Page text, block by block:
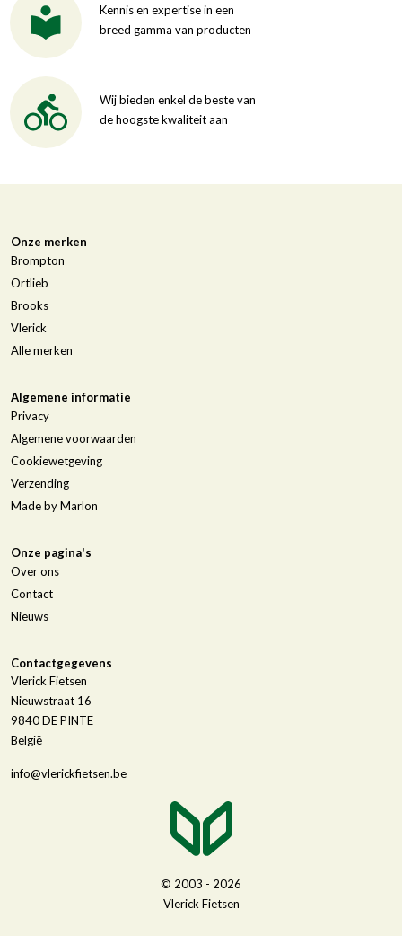
Kennis en expertise in een
breed gamma van producten
Wij bieden enkel de beste van
de hoogste kwaliteit aan
Onze merken
Brompton
Ortlieb
Brooks
Vlerick
Alle merken
Algemene informatie
Privacy
Algemene voorwaarden
Cookiewetgeving
Verzending
Made by Marlon
Onze pagina's
Over ons
Contact
Nieuws
Contactgegevens
Vlerick Fietsen
Nieuwstraat 16
9840DE PINTE
België
info@vlerickfietsen.be
© 2003 - 2026
Vlerick Fietsen